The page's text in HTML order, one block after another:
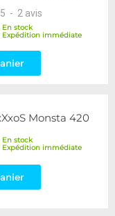
5 - 2 avis
En stock
Expédition immédiate
Monsta 420
En stock
Expédition immédiate